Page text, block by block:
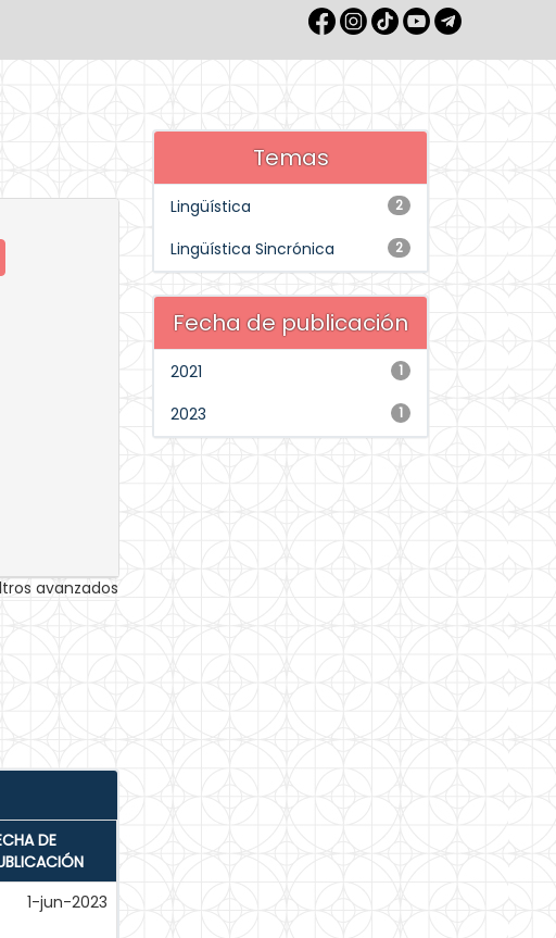
avanzados
DE
1-jun-2023
Temas
2
Lingüística
2
Lingüística Sincrónica
Fecha de publicación
1
2021
1
2023